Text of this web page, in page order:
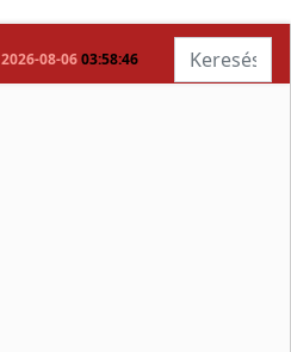
2026-08-06 03:58:47 Keresés...